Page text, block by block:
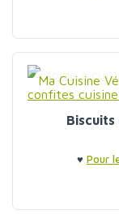
Ma Cuisine
Biscuits
♥ Pour